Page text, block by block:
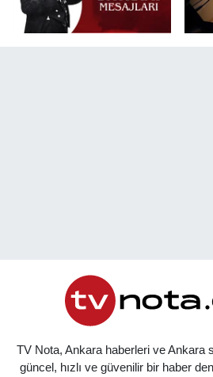
TV Nota, Ankara haberleri ve Ankara
güncel, hızlı ve güvenilir bir haber